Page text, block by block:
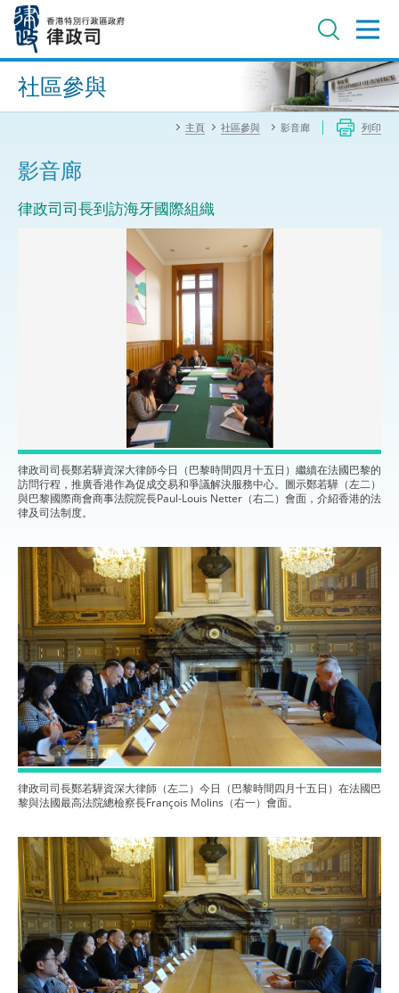
內
進階搜尋
社區參與
主頁 社區參與 影音廊 列印
影音廊
律政司司長到訪海牙國際組織
律政司司長鄭若驊資深大律師今日（巴黎時間四月十五日）繼續在法國巴黎的
訪問行程，推廣香港作為促成交易和爭議解決服務中心。圖示鄭若驊（左二）
與巴黎國際商會商事法院院長Paul-Louis Netter（右二）會面，介紹香港的法
律及司法制度。
律政司司長鄭若驊資深大律師（左二）今日（巴黎時間四月十五日）在法國巴
黎與法國最高法院總檢察長François Molins（右一）會面。